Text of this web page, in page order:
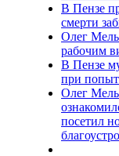
В Пензе
смерти
Олег
рабочим
В Пензе
при
Олег
посетил